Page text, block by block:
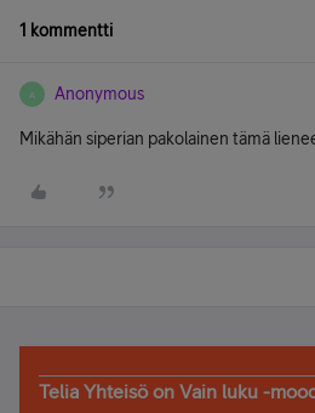
1 kommentti
A Anonymous
Mikähän siperian pakolainen tämä
Telia Yhteisö on Vain luku -